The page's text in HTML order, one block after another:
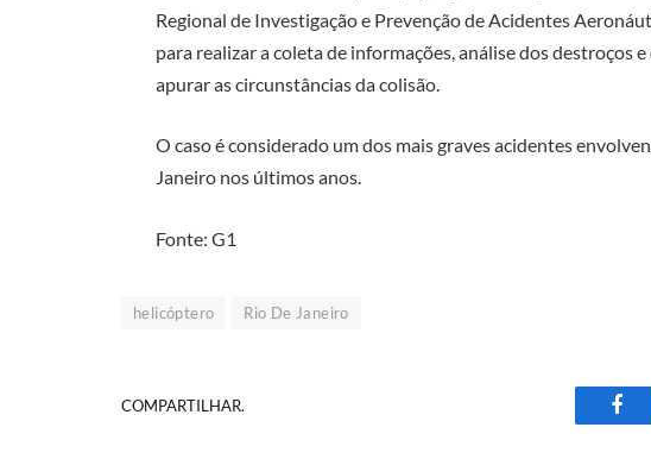
Regional de Investigação e Prevenção de Acidentes
para realizar a coleta de informações, análise dos destroços
apurar as circunstâncias da colisão.
O caso é considerado um dos mais graves acidentes
Janeiro nos últimos anos.
Fonte: G1
helicóptero Rio De Janeiro
COMPARTILHAR.